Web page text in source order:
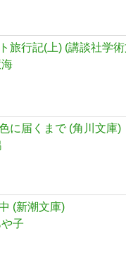
旅行記(上) (講談社学
に届くまで (角川文庫)
(新潮文庫)
子